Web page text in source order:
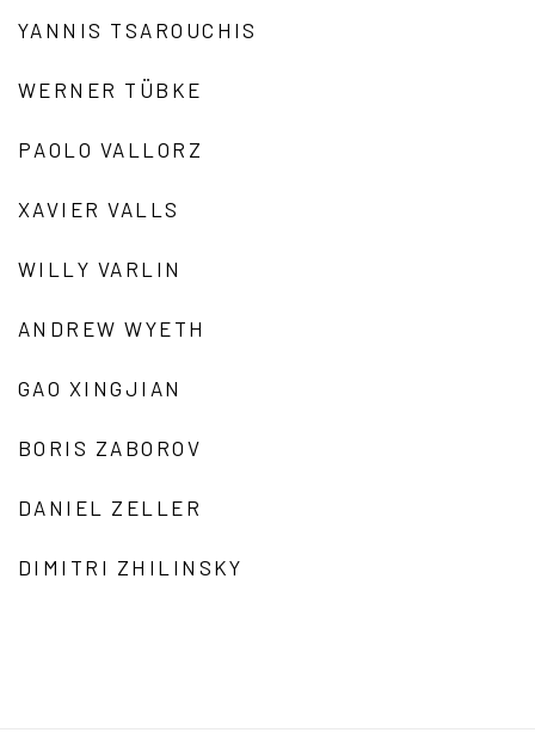
YANNIS TSAROUCHIS
WERNER TÜBKE
PAOLO VALLORZ
XAVIER VALLS
WILLY VARLIN
ANDREW WYETH
GAO XINGJIAN
BORIS ZABOROV
DANIEL ZELLER
DIMITRI ZHILINSKY